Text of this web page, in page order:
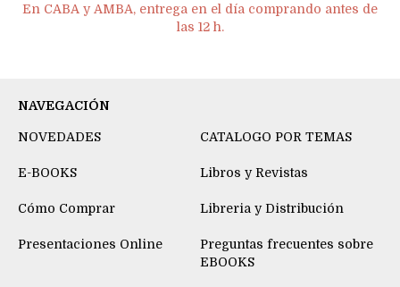
En CABA y AMBA, entrega en el día comprando antes de
las 12 h.
NAVEGACIÓN
NOVEDADES CATALOGO POR TEMAS
E-BOOKS Libros y Revistas
Cómo Comprar Libreria y Distribución
Presentaciones Online
Preguntas frecuentes sobre
EBOOKS